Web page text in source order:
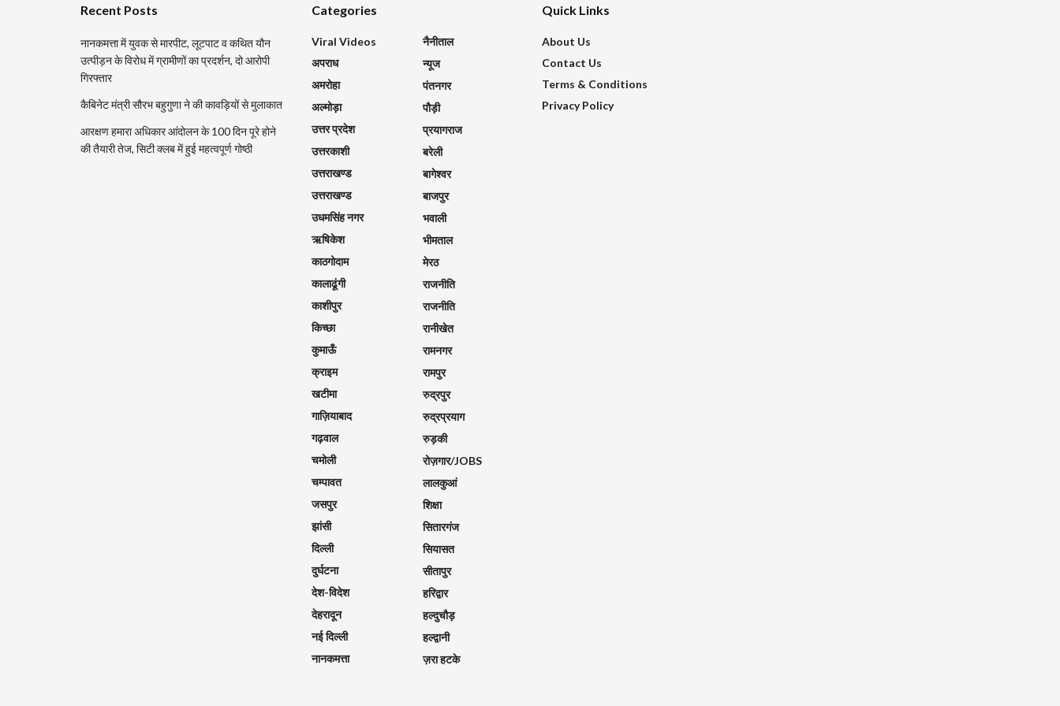
Recent Posts
नानकमत्ता में युवक से मारपीट, लूटपाट व कथित यौन
उत्पीड़न के विरोध में ग्रामीणों का प्रदर्शन, दो आरोपी
गिरफ्तार
कैबिनेट मंत्री सौरभ बहुगुणा ने की कावड़ियों से मुलाकात
आरक्षण हमारा अधिकार आंदोलन के 100 दिन पूरे होने
की तैयारी तेज, सिटी क्लब में हुई महत्वपूर्ण गोष्ठी
Categories
Viral Videos
अपराध
अमरोहा
अल्मोड़ा
उत्तर प्रदेश
उत्तरकाशी
उत्तराखण्ड
उत्तराखण्ड
उधमसिंह नगर
ऋषिकेश
काठगोदाम
कालाढूंगी
काशीपुर
किच्छा
कुमाऊँ
क्राइम
खटीमा
गाज़ियाबाद
गढ़वाल
चमोली
चम्पावत
जसपुर
झांसी
दिल्ली
दुर्घटना
देश-विदेश
देहरादून
नई दिल्ली
नानकमत्ता
नैनीताल
न्यूज
पंतनगर
पौड़ी
प्रयागराज
बरेली
बागेश्वर
बाजपुर
भवाली
भीमताल
मेरठ
राजनीति
राजनीति
रानीखेत
रामनगर
रामपुर
रुद्रपुर
रुद्रप्रयाग
रुड़की
रोज़गार/JOBS
लालकुआं
शिक्षा
सितारगंज
सियासत
सीतापुर
हरिद्वार
हल्दुचौड़
हल्द्वानी
ज़रा हटके
Quick Links
About Us
Contact Us
Terms & Conditions
Privacy Policy